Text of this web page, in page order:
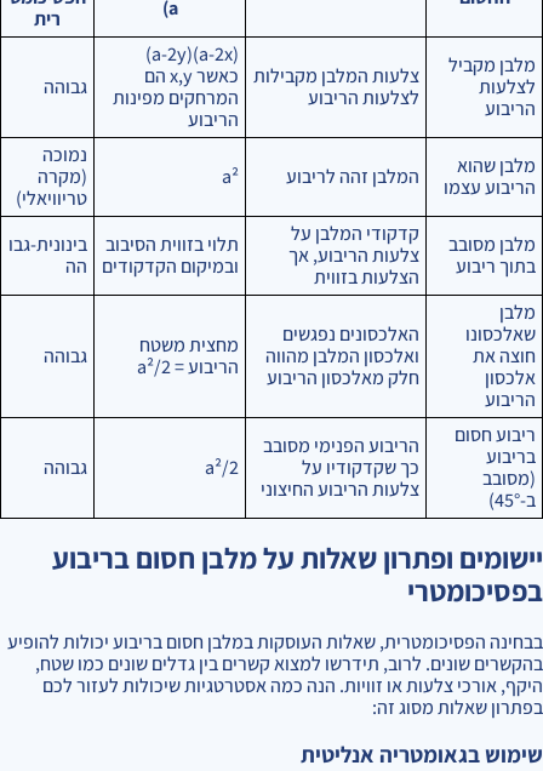
a)
רית
מלבן מקביל
לצלעות
הריבוע
צלעות המלבן מקבילות
לצלעות הריבוע
(a-2x)(a-2y)
כאשר x,y הם
המרחקים מפינות
הריבוע
גבוהה
מלבן שהוא
הריבוע עצמו
המלבן זהה לריבוע a²
נמוכה
(מקרה
טריוויאלי)
מלבן מסובב
בתוך ריבוע
קדקודי המלבן על
צלעות הריבוע, אך
הצלעות בזווית
תלוי בזווית הסיבוב
ובמיקום הקדקודים
בינונית-גבו
הה
מלבן
שאלכסונו
חוצה את
אלכסון
הריבוע
האלכסונים נפגשים
ואלכסון המלבן מהווה
חלק מאלכסון הריבוע
מחצית משטח
הריבוע = a²/2
גבוהה
ריבוע חסום
בריבוע
(מסובב
ב-45°)
הריבוע הפנימי מסובב
כך שקדקודיו על
צלעות הריבוע החיצוני
a²/2 גבוהה
יישומים ופתרון שאלות על מלבן חסום בריבוע
בפסיכומטרי
בבחינה הפסיכומטרית, שאלות העוסקות במלבן חסום בריבוע יכולות להופיע
בהקשרים שונים. לרוב, תידרשו למצוא קשרים בין גדלים שונים כמו שטח,
היקף, אורכי צלעות או זוויות. הנה כמה אסטרטגיות שיכולות לעזור לכם
בפתרון שאלות מסוג זה:
שימוש בגאומטריה אנליטית